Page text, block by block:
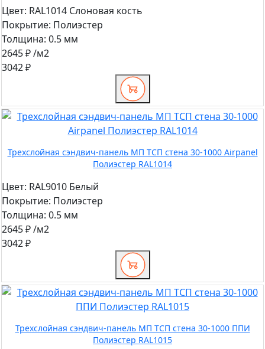
Цвет: RAL1014 Слоновая кость
Покрытие: Полиэстер
Толщина: 0.5 мм
2645 ₽/м2
3042 ₽
Трехслойная сэндвич-панель МП ТСП стена 30-1000 Airpanel
Полиэстер RAL1014
Цвет: RAL9010 Белый
Покрытие: Полиэстер
Толщина: 0.5 мм
2645 ₽/м2
3042 ₽
Трехслойная сэндвич-панель МП ТСП стена 30-1000 ППИ
Полиэстер RAL1015